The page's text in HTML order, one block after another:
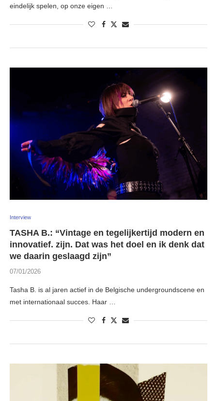
eindelijk spelen, op onze eigen …
Interview
TASHA B.: “Vintage en tegelijkertijd modern en
innovatief. zijn. Dat was het doel en ik denk dat
we daarin geslaagd zijn”
07/01/2026
Tasha B. is al jaren actief in de Belgische undergroundscene en
met internationaal succes. Haar …